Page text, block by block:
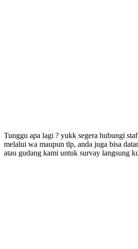
Tunggu apa lagi ? yukk segera hubungi
melalui wa maupun tlp, anda juga bisa
atau gudang kami untuk survay langsung